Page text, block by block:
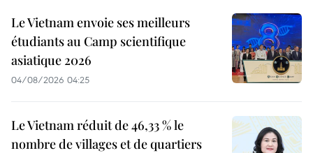
Le Vietnam envoie ses meilleurs
étudiants au Camp scientifique
asiatique 2026
04/08/2026 04:25
Le Vietnam réduit de 46,33 % le
nombre de villages et de quartiers